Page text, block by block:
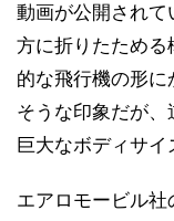
動画が公開され
方に折りたため
的な飛行機の形
そうな印象だが、
巨大なボディサイ
エアロモービル